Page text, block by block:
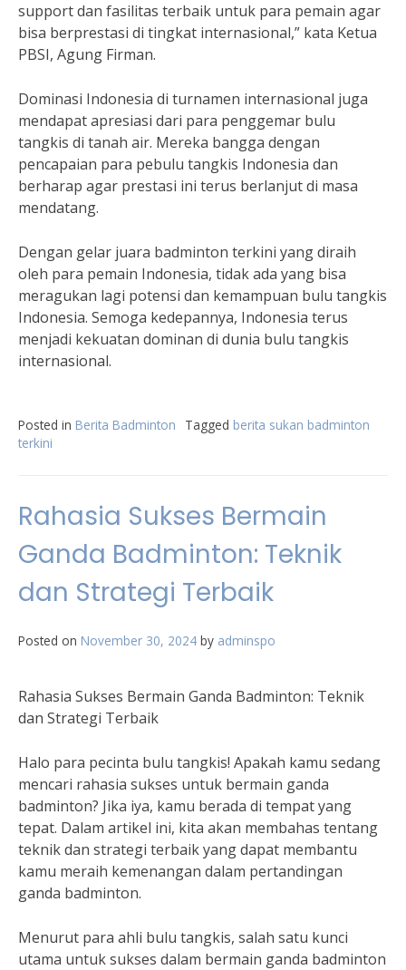
support dan fasilitas terbaik untuk para pemain agar
bisa berprestasi di tingkat internasional,” kata Ketua
PBSI, Agung Firman.
Dominasi Indonesia di turnamen internasional juga
mendapat apresiasi dari para penggemar bulu
tangkis di tanah air. Mereka bangga dengan
pencapaian para pebulu tangkis Indonesia dan
berharap agar prestasi ini terus berlanjut di masa
mendatang.
Dengan gelar juara badminton terkini yang diraih
oleh para pemain Indonesia, tidak ada yang bisa
meragukan lagi potensi dan kemampuan bulu tangkis
Indonesia. Semoga kedepannya, Indonesia terus
menjadi kekuatan dominan di dunia bulu tangkis
internasional.
Posted in Berita Badminton Tagged berita sukan badminton
terkini
Rahasia Sukses Bermain
Ganda Badminton: Teknik
dan Strategi Terbaik
Posted on November 30, 2024 by adminspo
Rahasia Sukses Bermain Ganda Badminton: Teknik
dan Strategi Terbaik
Halo para pecinta bulu tangkis! Apakah kamu sedang
mencari rahasia sukses untuk bermain ganda
badminton? Jika iya, kamu berada di tempat yang
tepat. Dalam artikel ini, kita akan membahas tentang
teknik dan strategi terbaik yang dapat membantu
kamu meraih kemenangan dalam pertandingan
ganda badminton.
Menurut para ahli bulu tangkis, salah satu kunci
utama untuk sukses dalam bermain ganda badminton